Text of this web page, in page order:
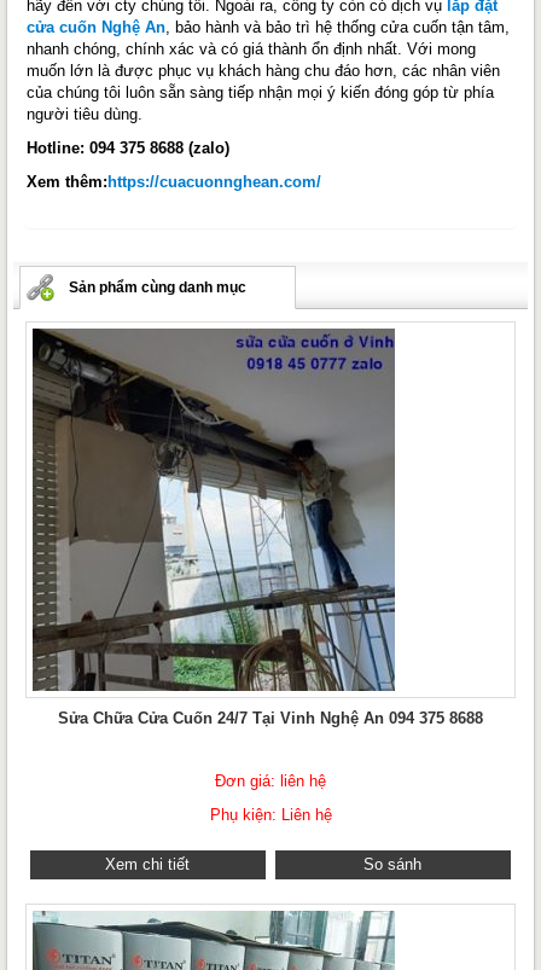
hãy đến với cty chúng tôi. Ngoài ra, công ty còn có dịch vụ lắp đặt
cửa cuốn Nghệ An , bảo hành và bảo trì hệ thống cửa cuốn tận tâm,
nhanh chóng, chính xác và có giá thành ổn định nhất. Với mong
muốn lớn là được phục vụ khách hàng chu đáo hơn, các nhân viên
của chúng tôi luôn sẵn sàng tiếp nhận mọi ý kiến đóng góp từ phía
người tiêu dùng.
Hotline: 094 375 8688 (zalo)
Xem thêm: https://cuacuonnghean.com/
Sản phẩm cùng danh mục
Sửa Chữa Cửa Cuốn 24/7 Tại Vinh Nghệ An 094 375 8688
Đơn giá: liên hệ
Phụ kiện: Liên hệ
Xem chi tiết So sánh